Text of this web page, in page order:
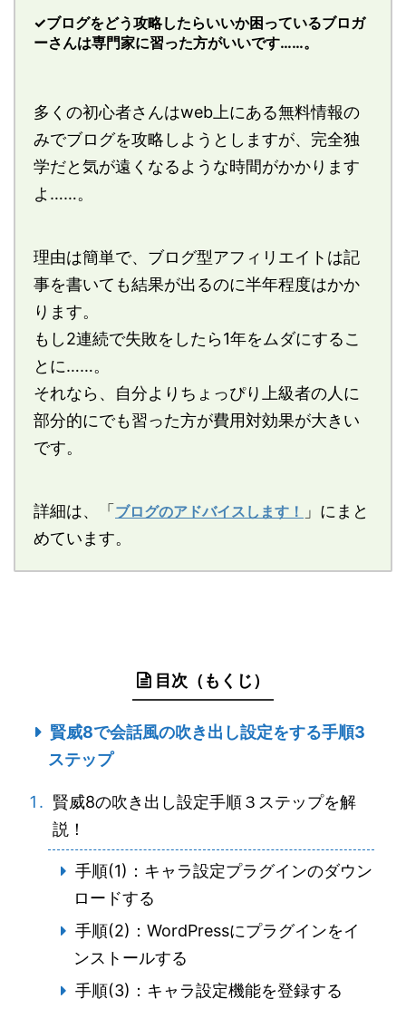
✓ブログをどう攻略したらいいか困っているブロガ
ーさんは専門家に習った方がいいです……。
多くの初心者さんはweb上にある無料情報の
みでブログを攻略しようとしますが、完全独
学だと気が遠くなるような時間がかかります
よ……。
理由は簡単で、ブログ型アフィリエイトは記
事を書いても結果が出るのに半年程度はかか
ります。
もし2連続で失敗をしたら1年をムダにするこ
とに……。
それなら、自分よりちょっぴり上級者の人に
部分的にでも習った方が費用対効果が大きい
です。
詳細は、「 ブログのアドバイスします！ 」にまと
めています。
目次（もくじ）
賢威8で会話風の吹き出し設定をする手順3
ステップ
賢威8の吹き出し設定手順３ステップを解
説！
手順(1)：キャラ設定プラグインのダウン
ロードする
手順(2)：WordPressにプラグインをイ
ンストールする
手順(3)：キャラ設定機能を登録する